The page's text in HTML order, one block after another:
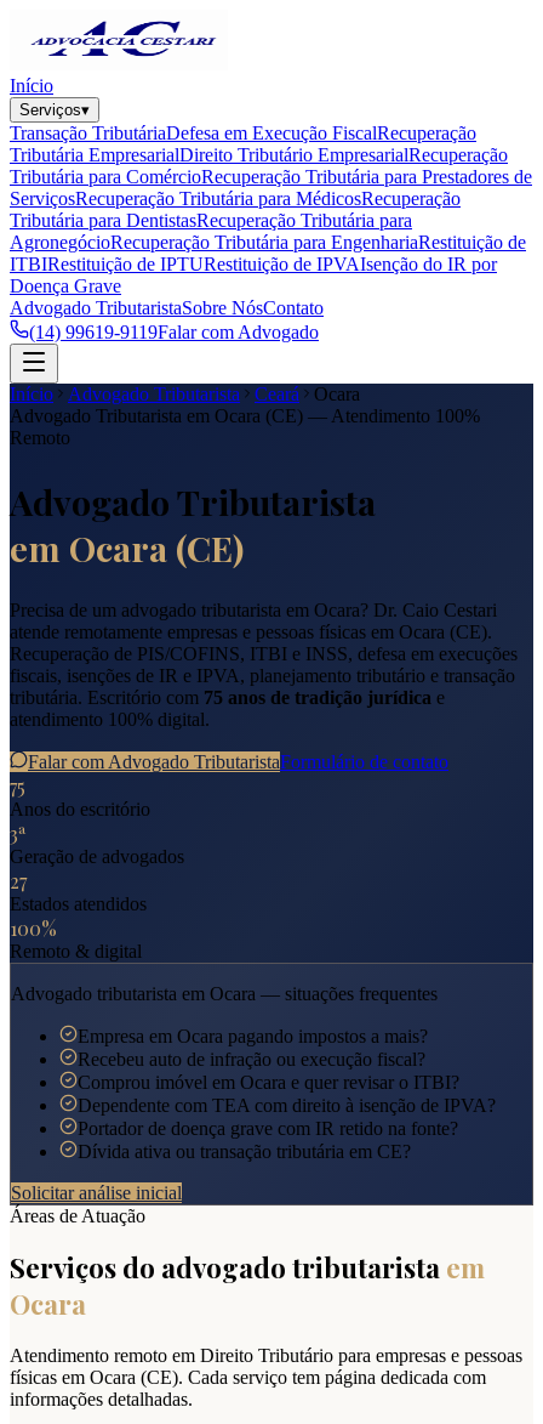
Início
Serviços▾
Transação TributáriaDefesa em Execução FiscalRecuperação
Tributária EmpresarialDireito Tributário EmpresarialRecuperação
Tributária para ComércioRecuperação Tributária para Prestadores de
ServiçosRecuperação Tributária para MédicosRecuperação
Tributária para DentistasRecuperação Tributária para
AgronegócioRecuperação Tributária para EngenhariaRestituição de
ITBIRestituição de IPTURestituição de IPVAIsenção do IR por
Doença Grave
Advogado TributaristaSobre NósContato
(14) 99619-9119Falar com Advogado
Início Advogado Tributarista Ceará
Ocara
Advogado Tributarista em Ocara (CE) — Atendimento 100%
Remoto
Advogado Tributarista
em Ocara (CE)
Precisa de um advogado tributarista em Ocara? Dr. Caio Cestari
atende remotamente empresas e pessoas físicas em Ocara (CE).
Recuperação de PIS/COFINS, ITBI e INSS, defesa em execuções
fiscais, isenções de IR e IPVA, planejamento tributário e transação
tributária. Escritório com 75 anos de tradição jurídica e
atendimento 100% digital.
Falar com Advogado TributaristaFormulário de contato
75
Anos do escritório
3ª
Geração de advogados
27
Estados atendidos
100%
Remoto & digital
Advogado tributarista em Ocara — situações frequentes
Empresa em Ocara pagando impostos a mais?
Recebeu auto de infração ou execução fiscal?
Comprou imóvel em Ocara e quer revisar o ITBI?
Dependente com TEA com direito à isenção de IPVA?
Portador de doença grave com IR retido na fonte?
Dívida ativa ou transação tributária em CE?
Solicitar análise inicial
Áreas de Atuação
Serviços do advogado tributarista em
Ocara
Atendimento remoto em Direito Tributário para empresas e pessoas
físicas em Ocara (CE). Cada serviço tem página dedicada com
informações detalhadas.